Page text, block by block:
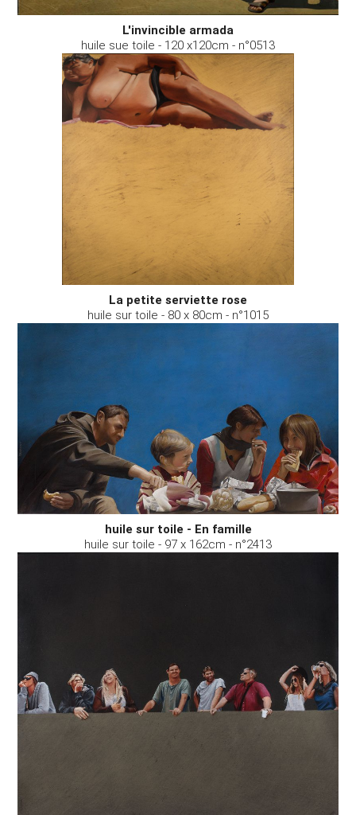
L'invincible armada
huile sue toile - 120 x120cm - n°0513
La petite serviette rose
huile sur toile - 80 x 80cm - n°1015
huile sur toile - En famille
huile sur toile - 97 x 162cm - n°2413